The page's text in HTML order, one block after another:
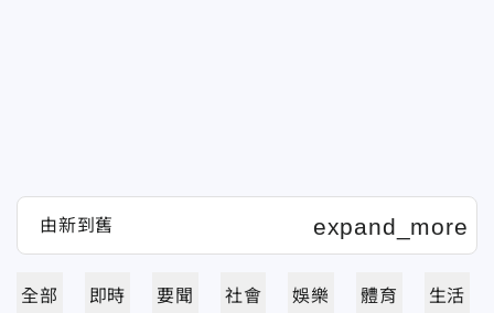
全部 即時 要聞 社會 娛樂 體育 生活